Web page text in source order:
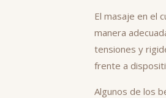
El masaje en el
manera
tensiones y
frente a
Algunos de los